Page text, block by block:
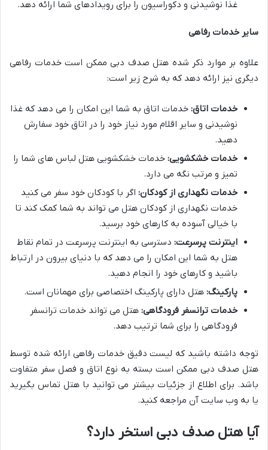
غذا نوشیدنی و دکوراسیون را برای رویدادهای شما ارائه دهد.
سایر خدمات رفاهی
علاوه بر موارد ذکر شده هتل صدف دبی ممکن است خدمات رفاهی
دیگری نیز ارائه دهد که به شرح زیر است:
خدمات اتاق: خدمات اتاق به شما این امکان را می دهد که غذا
نوشیدنی و سایر اقلام مورد نیاز خود را در اتاق خود سفارش
دهید.
خدمات خشکشویی: خدمات خشکشویی هتل لباس های شما را
تمیز و مرتب نگه می دارد.
خدمات نگهداری از کودکان: اگر با کودکان خود سفر می کنید
خدمات نگهداری از کودکان هتل می تواند به شما کمک کند تا
با خیالی آسوده به کارهای خود برسید.
اینترنت پرسرعت: دسترسی به اینترنت پرسرعت در تمام نقاط
هتل به شما این امکان را می دهد که با دنیای بیرون در ارتباط
باشید و کارهای خود را انجام دهید.
پارکینگ: هتل دارای پارکینگ اختصاصی برای مهمانان است.
خدمات ترانسفر فرودگاهی: هتل می تواند خدمات ترانسفر
فرودگاهی را برای شما ترتیب دهد.
توجه داشته باشید که لیست دقیق خدمات رفاهی ارائه شده توسط
هتل صدف دبی ممکن است بسته به نوع اتاق و فصل سفر متفاوت
باشد. برای اطلاع از جزئیات بیشتر می توانید با هتل تماس بگیرید
یا به وب سایت آن مراجعه کنید.
آیا هتل صدف دبی استخر دارد؟